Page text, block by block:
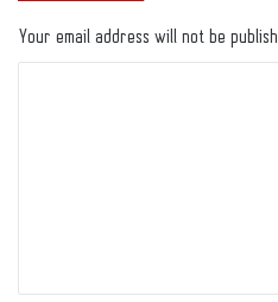
Your email address will not be